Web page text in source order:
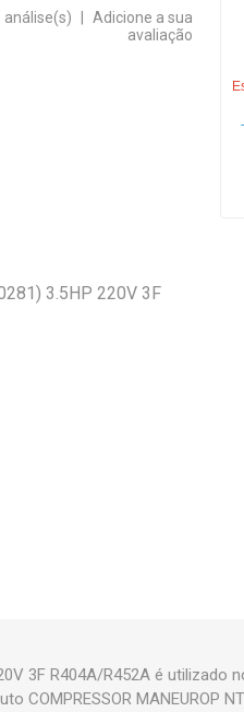
análise(s)
Adicione a sua
avaliação
3.5HP 220V 3F
3F R404A/R452A é utilizado
COMPRESSOR MANEUROP